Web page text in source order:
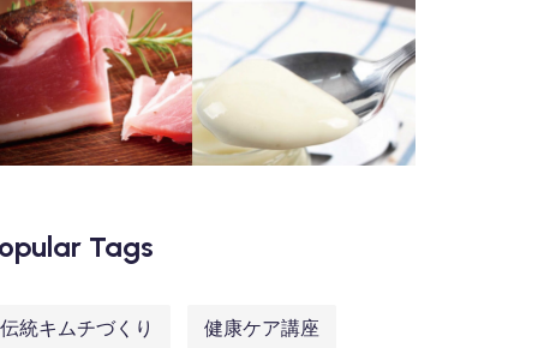
Tags
伝統キムチづくり 健康ケア講座